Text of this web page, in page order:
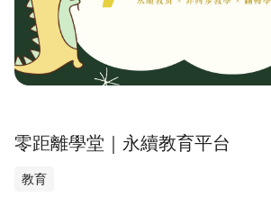
零距離學堂｜永續教育平台
教育